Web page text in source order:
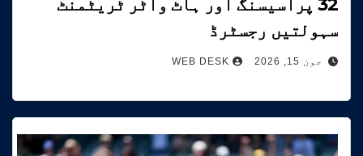
سہولتیں رجسٹرڈ
جون 15, 2026 WEB DESK